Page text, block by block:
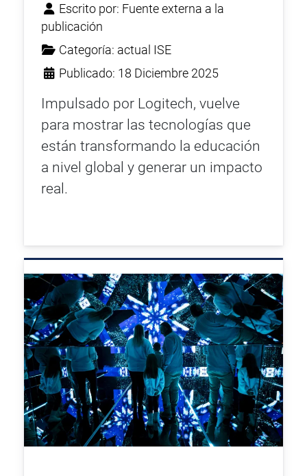
Escrito por: Fuente externa a la
publicación
Categoría: actual ISE
Publicado: 18 Diciembre 2025
Impulsado por Logitech, vuelve
para mostrar las tecnologías que
están transformando la educación
a nivel global y generar un impacto
real.